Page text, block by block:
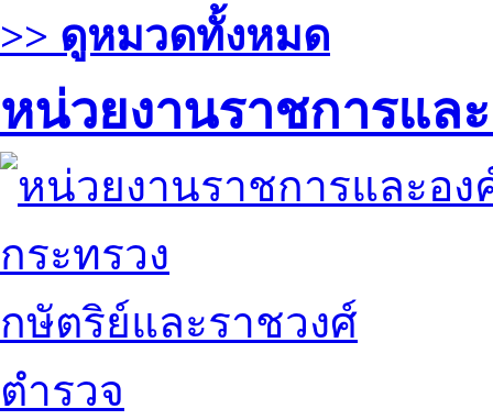
>> ดูหมวดทั้งหมด
หน่วยงานราชการแล
กระทรวง
กษัตริย์และราชวงศ์
ตำรวจ